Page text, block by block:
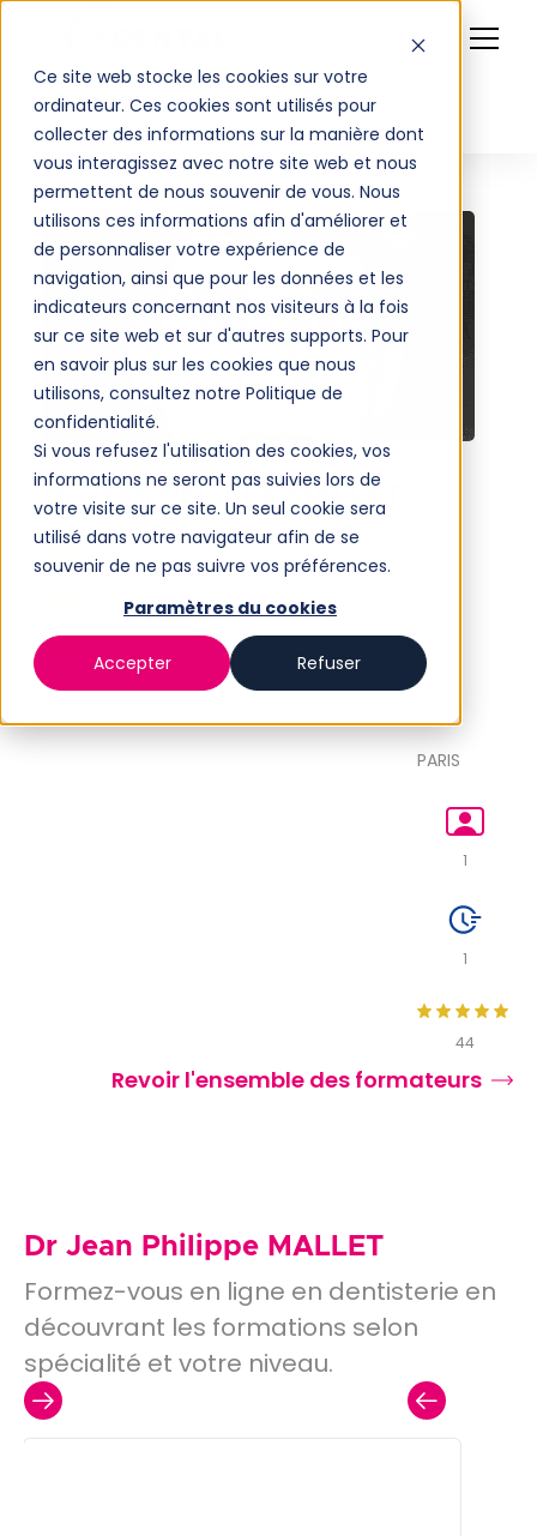
Ce site web stocke les cookies sur votre
ordinateur. Ces cookies sont utilisés pour
collecter des informations sur la manière dont
vous interagissez avec notre site web et nous
permettent de nous souvenir de vous. Nous
utilisons ces informations afin d'améliorer et
de personnaliser votre expérience de
navigation, ainsi que pour les données et les
indicateurs concernant nos visiteurs à la fois
sur ce site web et sur d'autres supports. Pour
en savoir plus sur les cookies que nous
utilisons, consultez notre Politique de
confidentialité.
Si vous refusez l'utilisation des cookies, vos
informations ne seront pas suivies lors de
votre visite sur ce site. Un seul cookie sera
utilisé dans votre navigateur afin de se
souvenir de ne pas suivre vos préférences.
Paramètres du cookies
Accepter Refuser
Dr Jean Philippe MALLET
Maitrise de biologie humaine.
Odontologie.
Endodontiste Exclusif
PARIS
1
1
44
Revoir l'ensemble des formateurs
Dr Jean Philippe MALLET
Formez-vous en ligne en dentisterie en
découvrant les formations selon
spécialité et votre niveau.